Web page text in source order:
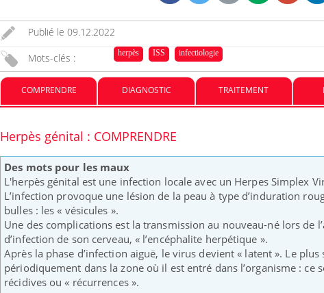
Publié le09.12.2022
Mots-clés :
herpès ISS infectiologie
COMPRENDRE DIAGNOSTIC TRAITEMENT
Herpès génital : COMPRENDRE
Des mots pour les maux
L'herpès génital est une infection locale avec un Herpes Simplex
L’infection provoque une lésion de la peau à type d’induration
bulles : les « vésicules ».
Une des complications est la transmission au nouveau-né lors de
d’infection de son cerveau, « l’encéphalite herpétique ».
Après la phase d’infection aiguë, le virus devient « latent ». Le
périodiquement dans la zone où il est entré dans l’organisme : ce
récidives ou « récurrences ».